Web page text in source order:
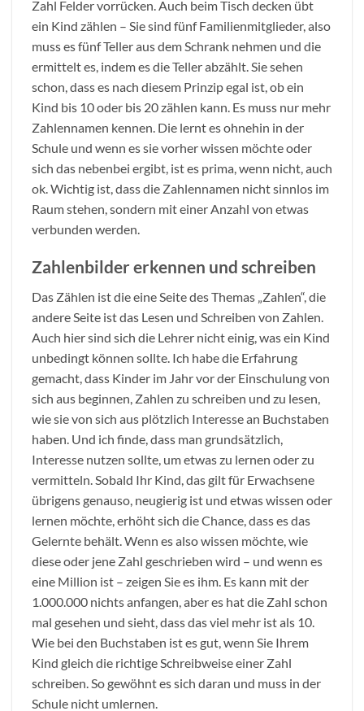
Zahl Felder vorrücken. Auch beim Tisch decken übt
ein Kind zählen – Sie sind fünf Familienmitglieder, also
muss es fünf Teller aus dem Schrank nehmen und die
ermittelt es, indem es die Teller abzählt. Sie sehen
schon, dass es nach diesem Prinzip egal ist, ob ein
Kind bis 10 oder bis 20 zählen kann. Es muss nur mehr
Zahlennamen kennen. Die lernt es ohnehin in der
Schule und wenn es sie vorher wissen möchte oder
sich das nebenbei ergibt, ist es prima, wenn nicht, auch
ok. Wichtig ist, dass die Zahlennamen nicht sinnlos im
Raum stehen, sondern mit einer Anzahl von etwas
verbunden werden.
Zahlenbilder erkennen und schreiben
Das Zählen ist die eine Seite des Themas „Zahlen“, die
andere Seite ist das Lesen und Schreiben von Zahlen.
Auch hier sind sich die Lehrer nicht einig, was ein Kind
unbedingt können sollte. Ich habe die Erfahrung
gemacht, dass Kinder im Jahr vor der Einschulung von
sich aus beginnen, Zahlen zu schreiben und zu lesen,
wie sie von sich aus plötzlich Interesse an Buchstaben
haben. Und ich finde, dass man grundsätzlich,
Interesse nutzen sollte, um etwas zu lernen oder zu
vermitteln. Sobald Ihr Kind, das gilt für Erwachsene
übrigens genauso, neugierig ist und etwas wissen oder
lernen möchte, erhöht sich die Chance, dass es das
Gelernte behält. Wenn es also wissen möchte, wie
diese oder jene Zahl geschrieben wird – und wenn es
eine Million ist – zeigen Sie es ihm. Es kann mit der
1.000.000 nichts anfangen, aber es hat die Zahl schon
mal gesehen und sieht, dass das viel mehr ist als 10.
Wie bei den Buchstaben ist es gut, wenn Sie Ihrem
Kind gleich die richtige Schreibweise einer Zahl
schreiben. So gewöhnt es sich daran und muss in der
Schule nicht umlernen.